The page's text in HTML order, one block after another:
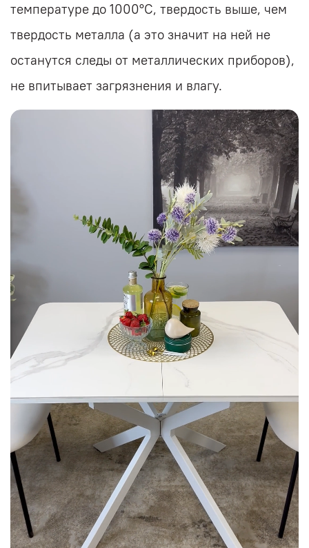
температуре до 1000°С, твердость выше, чем
твердость металла (а это значит на ней не
останутся следы от металлических приборов),
не впитывает загрязнения и влагу.